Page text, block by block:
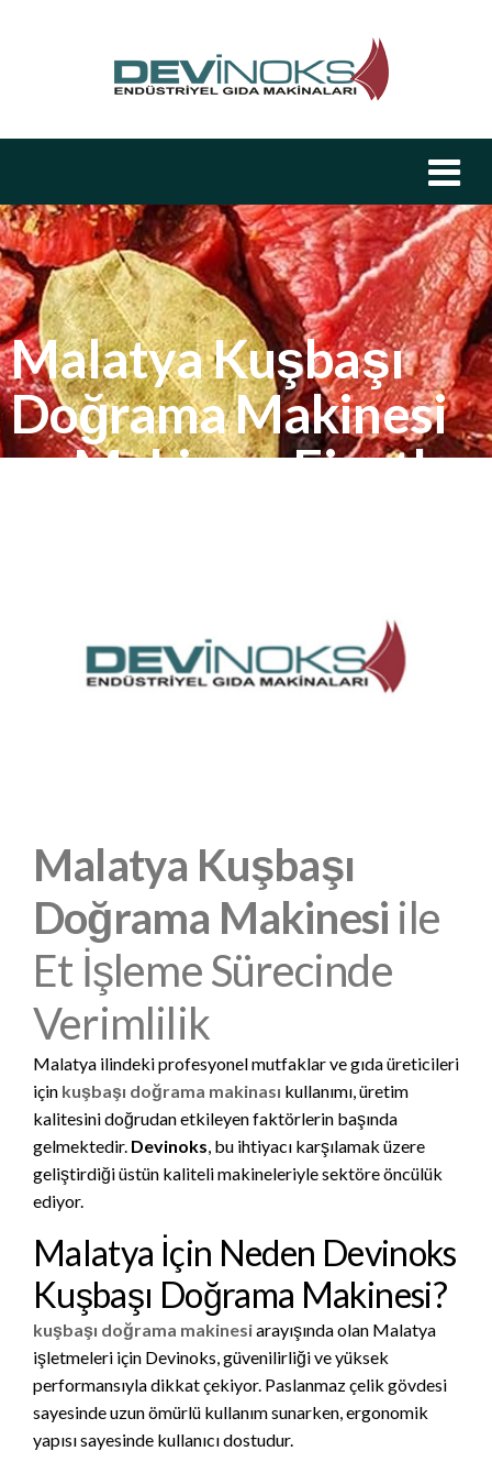
Malatya Kuşbaşı
Doğrama Makinesi
ve Makinası Fiyatları
Malatya Kuşbaşı
Doğrama Makinesi ile
Et İşleme Sürecinde
Verimlilik
Malatya ilindeki profesyonel mutfaklar ve gıda üreticileri
için kuşbaşı doğrama makinası kullanımı, üretim
kalitesini doğrudan etkileyen faktörlerin başında
gelmektedir. Devinoks, bu ihtiyacı karşılamak üzere
geliştirdiği üstün kaliteli makineleriyle sektöre öncülük
ediyor.
Malatya İçin Neden Devinoks
Kuşbaşı Doğrama Makinesi?
kuşbaşı doğrama makinesiarayışında olan Malatya
işletmeleri için Devinoks, güvenilirliği ve yüksek
performansıyla dikkat çekiyor. Paslanmaz çelik gövdesi
sayesinde uzun ömürlü kullanım sunarken, ergonomik
yapısı sayesinde kullanıcı dostudur.